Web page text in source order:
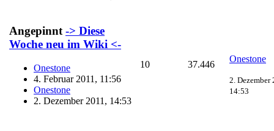
Angepinnt -> Diese
Woche neu im Wiki <-
Onestone
4. Februar 2011, 11:56
Onestone
2. Dezember 2011, 14:53
10 37.446
Onestone
2. Dezember
14:53